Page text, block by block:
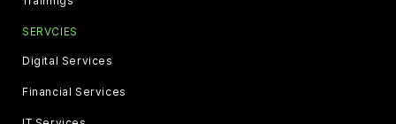
SERVCIES
Digital Services
Financial Services